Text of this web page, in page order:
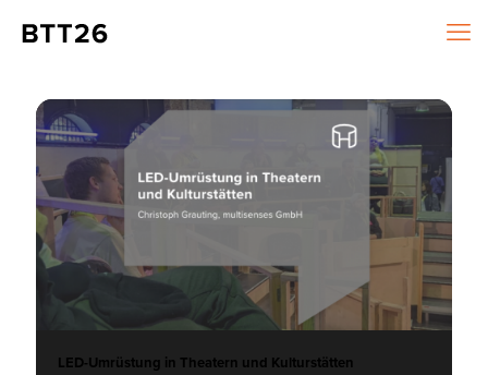
LED-Umrüstung in Theatern und Kulturstätten